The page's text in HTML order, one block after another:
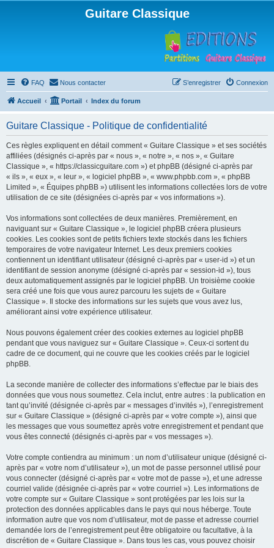
Guitare Classique
FAQ Nous contacter Connexion
S’enregistrer
Accueil Portail Index du forum
Guitare Classique - Politique de confidentialité
Ces règles expliquent en détail comment « Guitare Classique » et ses sociétés
affiliées (désignés ci-après par « nous », « notre », « nos », « Guitare
Classique », « https://classicguitare.com ») et phpBB (désigné ci-après par
« ils », « eux », « leur », « logiciel phpBB », « www.phpbb.com », « phpBB
Limited », « Équipes phpBB ») utilisent les informations collectées lors de votre
utilisation de ce site (désignées ci-après par « vos informations »).
Vos informations sont collectées de deux manières. Premièrement, en
naviguant sur « Guitare Classique », le logiciel phpBB créera plusieurs
cookies. Les cookies sont de petits fichiers texte stockés dans les fichiers
temporaires de votre navigateur Internet. Les deux premiers cookies
contiennent un identifiant utilisateur (désigné ci-après par « user-id ») et un
identifiant de session anonyme (désigné ci-après par « session-id »), tous
deux automatiquement assignés par le logiciel phpBB. Un troisième cookie
sera créé une fois que vous aurez parcouru les sujets de « Guitare
Classique ». Il stocke des informations sur les sujets que vous avez lus,
améliorant ainsi votre expérience utilisateur.
Nous pouvons également créer des cookies externes au logiciel phpBB
pendant que vous naviguez sur « Guitare Classique ». Ceux-ci sortent du
cadre de ce document, qui ne couvre que les cookies créés par le logiciel
phpBB.
La seconde manière de collecter des informations s’effectue par le biais des
données que vous nous soumettez. Cela inclut, entre autres : la publication en
tant qu’invité (désignée ci-après par « messages d’invités »), l’enregistrement
sur « Guitare Classique » (désigné ci-après par « votre compte »), ainsi que
les messages que vous soumettez après votre enregistrement et pendant que
vous êtes connecté (désignés ci-après par « vos messages »).
Votre compte contiendra au minimum : un nom d’utilisateur unique (désigné ci-
après par « votre nom d’utilisateur »), un mot de passe personnel utilisé pour
vous connecter (désigné ci-après par « votre mot de passe »), et une adresse
courriel valide (désignée ci-après par « votre courriel »). Les informations de
votre compte sur « Guitare Classique » sont protégées par les lois sur la
protection des données applicables dans le pays qui nous héberge. Toute
information autre que vos nom d’utilisateur, mot de passe et adresse courriel
demandée lors de l’enregistrement peut être obligatoire ou facultative, à la
discrétion de « Guitare Classique ». Dans tous les cas, vous pouvez choisir